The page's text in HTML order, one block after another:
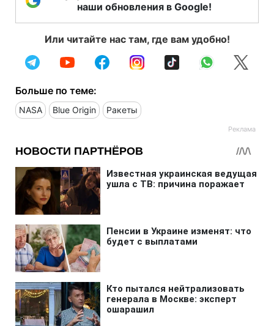
наши обновления в Google!
Или читайте нас там, где вам удобно!
Больше по теме:
NASA Blue Origin Ракеты